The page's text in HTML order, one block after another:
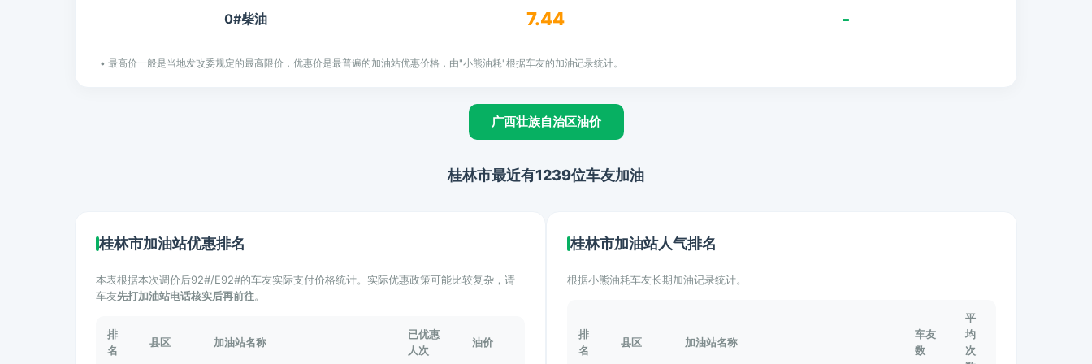
0#柴油 7.44 -
• 最高价一般是当地发改委规定的最高限价，优惠价是最普遍的加油站优惠价格，由"小熊油耗"根据车友的加油记录统计。
广西壮族自治区油价
桂林市最近有1239位车友加油
桂林市加油站优惠排名
本表根据本次调价后92#/E92#的车友实际支付价格统计。实际优惠政策可能比较复杂，请
车友先打加油站电话核实后再前往。
排
名
县区 加油站名称
已优惠
人次
油价
桂林市加油站人气排名
根据小熊油耗车友长期加油记录统计。
排
名
县区 加油站名称
车友
数
平
均
次